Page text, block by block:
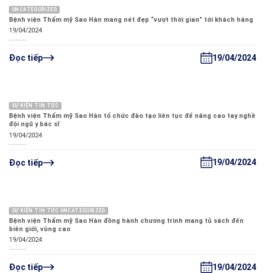
UNCATEGORIZED
Bệnh viện Thẩm mỹ Sao Hàn mang nét đẹp “vượt thời gian” tới khách hàng
19/04/2024
Đọc tiếp 19/04/2024
SỰ KIỆN TIN TỨC
Bệnh viện Thẩm mỹ Sao Hàn tổ chức đào tạo liên tục để nâng cao tay nghề
đội ngũ y bác sĩ
19/04/2024
Đọc tiếp 19/04/2024
SỰ KIỆN TIN TỨC UNCATEGORIZED
Bệnh viện Thẩm mỹ Sao Hàn đồng hành chương trình mang tủ sách đến
biên giới, vùng cao
19/04/2024
Đọc tiếp 19/04/2024